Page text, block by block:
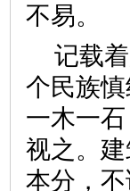
不易
记载
个民族
一木一
视之。
本分，